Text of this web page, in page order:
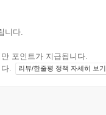
니다.
포인트가 지급됩니다.
.
리뷰/한줄평 정책 자세히 보기